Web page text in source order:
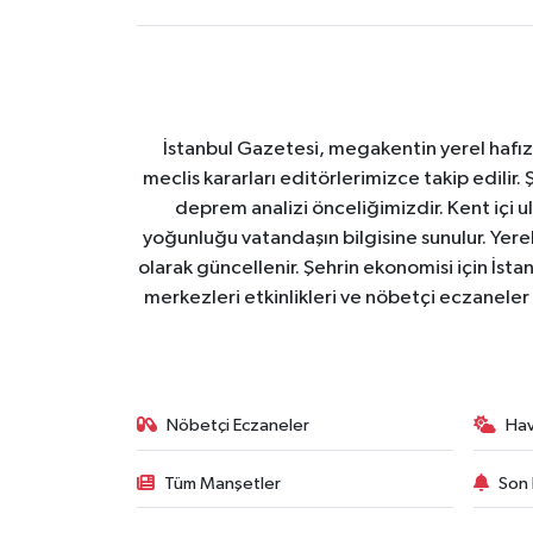
İstanbul Gazetesi, megakentin yerel
meclis kararları editörlerimizce takip edilir.
deprem analizi önceliğimizdir. Kent içi
yoğunluğu vatandaşın bilgisine sunulur.
olarak güncellenir. Şehrin ekonomisi için
merkezleri etkinlikleri ve nöbetçi eczaneler
Nöbetçi Eczaneler
Tüm Manşetler Son